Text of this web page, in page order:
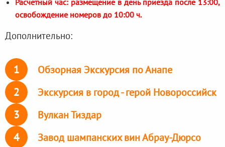
освобождение номеров до 10:00 ч.
Дополнительно:
1 Обзорная Экскурсия по Анапе
2 Экскурсия в город - герой Новороссийск
3 Вулкан Тиздар
4 Завод шампанских вин Абрау-Дюрсо